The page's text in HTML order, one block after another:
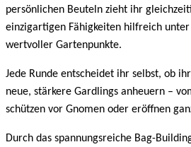
persönlichen Beuteln zieht ihr
einzigartigen Fähigkeiten hilfreich
wertvoller Gartenpunkte.
Jede Runde entscheidet ihr selbst, ob
neue, stärkere Gardlings anheuern –
schützen vor Gnomen oder eröffnen
Durch das spannungsreiche Bag-